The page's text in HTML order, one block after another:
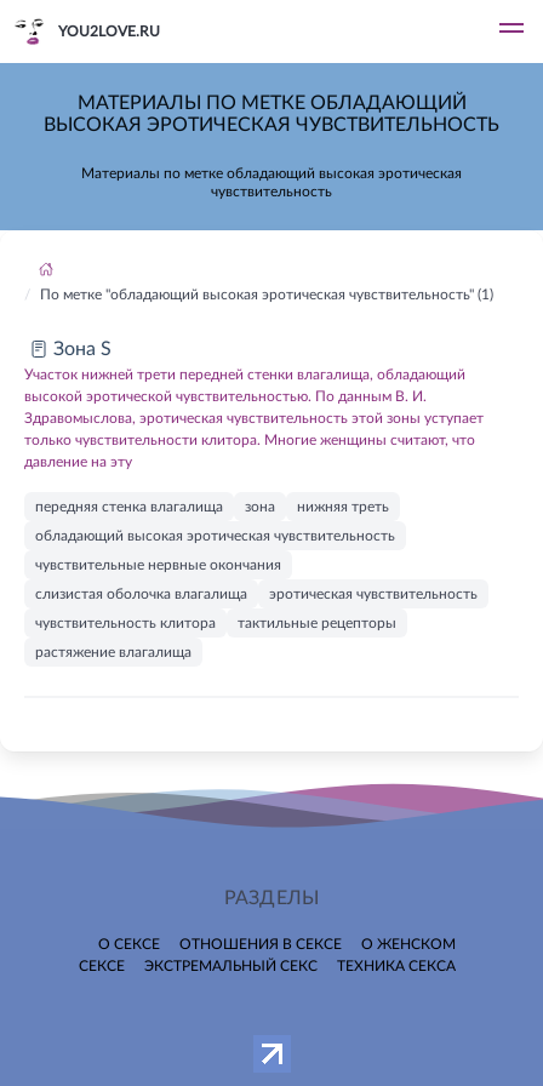
YOU2LOVE.RU
МАТЕРИАЛЫ ПО МЕТКЕ ОБЛАДАЮЩИЙ
ВЫСОКАЯ ЭРОТИЧЕСКАЯ ЧУВСТВИТЕЛЬНОСТЬ
Материалы по метке обладающий высокая эротическая
чувствительность
По метке "обладающий высокая эротическая чувствительность" (1)
Зона S
Участок нижней трети передней стенки влагалища, обладающий
высокой эротической чувствительностью. По данным В. И.
Здравомыслова, эротическая чувствительность этой зоны уступает
только чувствительности клитора. Многие женщины считают, что
давление на эту
передняя стенка влагалища зона
нижняя треть
обладающий высокая эротическая чувствительность
чувствительные нервные окончания
слизистая оболочка влагалища
эротическая чувствительность
чувствительность клитора
тактильные рецепторы
растяжение влагалища
РАЗДЕЛЫ
О СЕКСЕ ОТНОШЕНИЯ В СЕКСЕ
О ЖЕНСКОМ
СЕКСЕ
ЭКСТРЕМАЛЬНЫЙ СЕКС ТЕХНИКА СЕКСА